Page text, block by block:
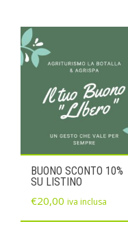
BUONO SCONTO 10%
SU LISTINO
€20,00 iva inclusa